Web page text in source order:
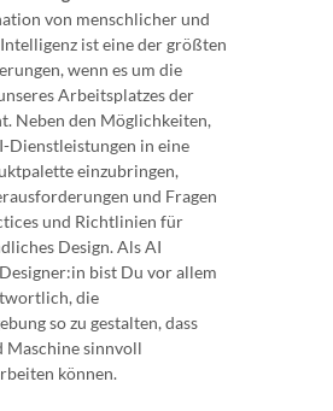
von menschlicher und
ist eine der größten
wenn es um die
Arbeitsplatzes der
Neben den Möglichkeiten,
Dienstleistungen in eine
einzubringen,
und Fragen
und Richtlinien für
Design. Als AI
bist Du vor allem
die
so zu gestalten, dass
Maschine sinnvoll
können.